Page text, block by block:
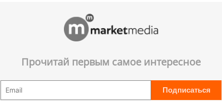
Прочитай первым самое интересное
Подписаться